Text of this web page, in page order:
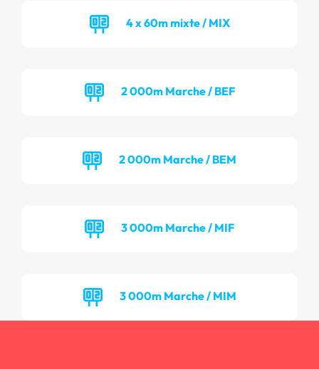
4 x 60m mixte / MIX
2 000m Marche / BEF
2 000m Marche / BEM
3 000m Marche / MIF
3 000m Marche / MIM